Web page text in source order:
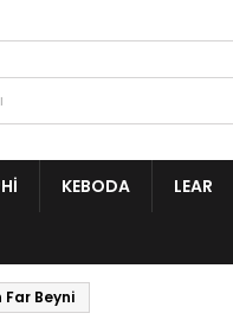
KEBODA LEAR
Far Beyni